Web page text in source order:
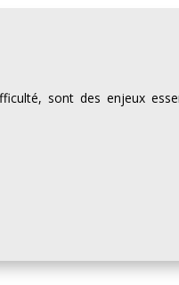
sont des enjeux